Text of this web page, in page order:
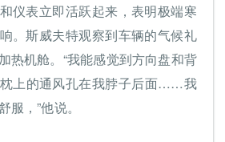
仪表立即活跃起来，表明极端寒
。斯威夫特观察到车辆的气候礼
热机舱。“我能感觉到方向盘和背
上的通风孔在我脖子后面……我
，”他说。